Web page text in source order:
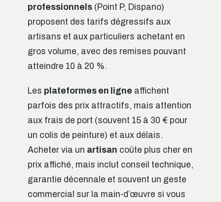
professionnels (Point P, Dispano)
proposent des tarifs dégressifs aux
artisans et aux particuliers achetant en
gros volume, avec des remises pouvant
atteindre 10 à 20 %.
Les plateformes en ligne affichent
parfois des prix attractifs, mais attention
aux frais de port (souvent 15 à 30 € pour
un colis de peinture) et aux délais.
Acheter via un artisan coûte plus cher en
prix affiché, mais inclut conseil technique,
garantie décennale et souvent un geste
commercial sur la main-d’œuvre si vous